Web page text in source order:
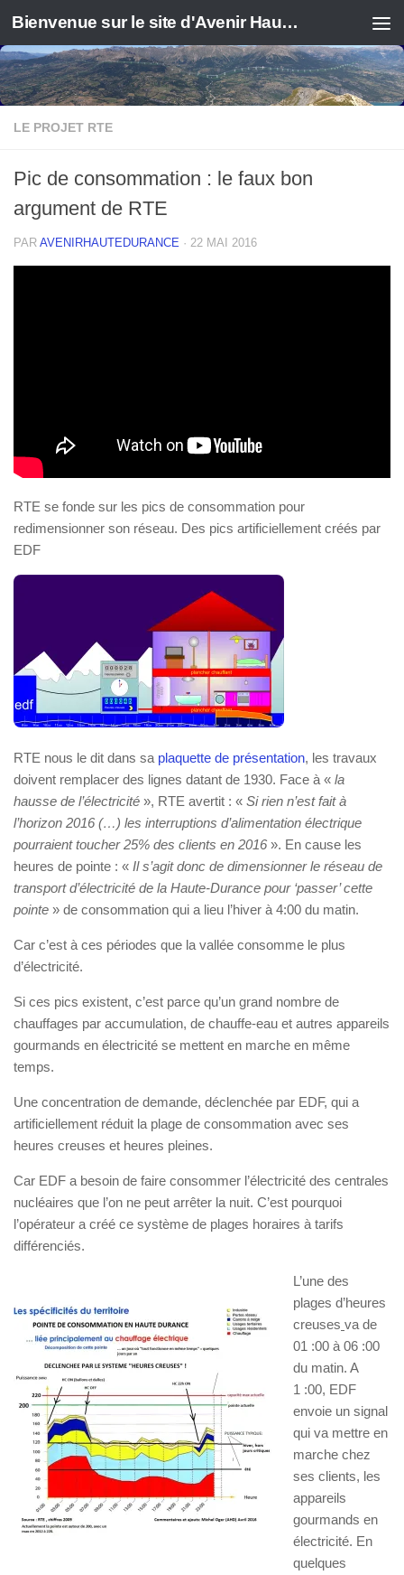
Bienvenue sur le site d'Avenir Haute Durance
LE PROJET RTE
Pic de consommation : le faux bon
argument de RTE
PAR AVENIRHAUTEDURANCE · 22 MAI 2016
RTE se fonde sur les pics de consommation pour
redimensionner son réseau. Des pics artificiellement créés par
EDF
RTE nous le dit dans sa plaquette de présentation, les travaux
doivent remplacer des lignes datant de 1930. Face à « la
hausse de l’électricité », RTE avertit : « Si rien n’est fait à
l’horizon 2016 (…) les interruptions d’alimentation électrique
pourraient toucher 25% des clients en 2016 ». En cause les
heures de pointe : « Il s’agit donc de dimensionner le réseau de
transport d’électricité de la Haute-Durance pour ‘passer’ cette
pointe » de consommation qui a lieu l’hiver à 4:00 du matin.
Car c’est à ces périodes que la vallée consomme le plus
d’électricité.
Si ces pics existent, c’est parce qu’un grand nombre de
chauffages par accumulation, de chauffe-eau et autres appareils
gourmands en électricité se mettent en marche en même
temps.
Une concentration de demande, déclenchée par EDF, qui a
artificiellement réduit la plage de consommation avec ses
heures creuses et heures pleines.
Car EDF a besoin de faire consommer l’électricité des centrales
nucléaires que l’on ne peut arrêter la nuit. C’est pourquoi
l’opérateur a créé ce système de plages horaires à tarifs
différenciés.
L’une des
plages d’heures
creuses va de
01 :00 à 06 :00
du matin. A
1 :00, EDF
envoie un signal
qui va mettre en
marche chez
ses clients, les
appareils
gourmands en
électricité. En
quelques